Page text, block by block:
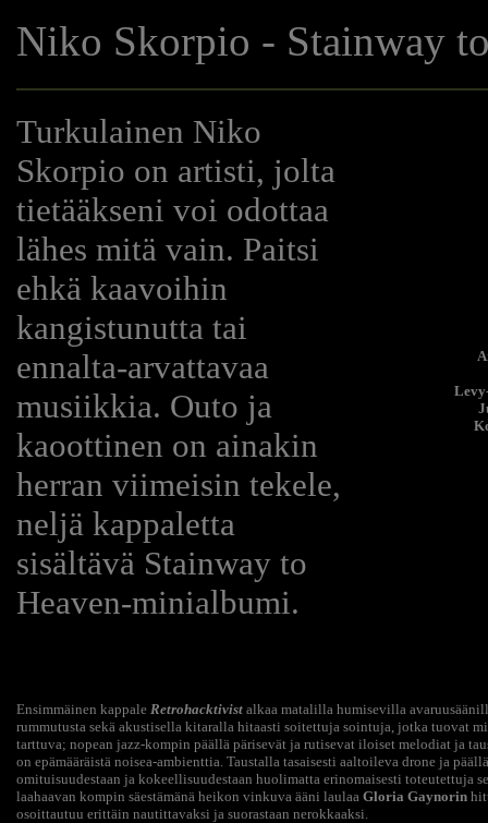
Niko Skorpio - Stainway
Turkulainen Niko
Skorpio on artisti, jolta
tietääkseni voi odottaa
lähes mitä vain. Paitsi
ehkä kaavoihin
kangistunutta tai
ennalta-arvattavaa
musiikkia. Outo ja
kaoottinen on ainakin
herran viimeisin tekele,
neljä kappaletta
sisältävä Stainway to
Heaven-minialbumi.
Ensimmäinen kappale Retrohacktivist alkaa matalilla humisevilla
rummutusta sekä akustisella kitaralla hitaasti soitettuja sointuja, jotka tuovat
tarttuva; nopean jazz-kompin päällä pärisevät ja rutisevat iloiset melodiat ja
on epämääräistä noisea-ambienttia. Taustalla tasaisesti aaltoileva drone ja
omituisuudestaan ja kokeellisuudestaan huolimatta erinomaisesti
laahaavan kompin säestämänä heikon vinkuva ääni laulaa Gloria Gaynorin
osoittautuu erittäin nautittavaksi ja suorastaan nerokkaaksi.